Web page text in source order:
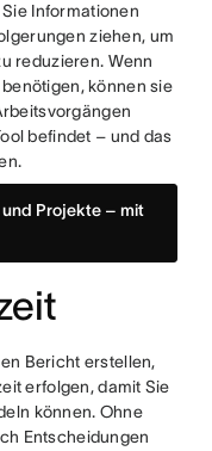
Informationen
ziehen, um
reduzieren. Wenn
können sie
befindet – und das
und Projekte – mit
Bericht erstellen,
erfolgen, damit Sie
können. Ohne
Entscheidungen